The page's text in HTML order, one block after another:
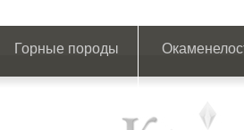
Горные породы